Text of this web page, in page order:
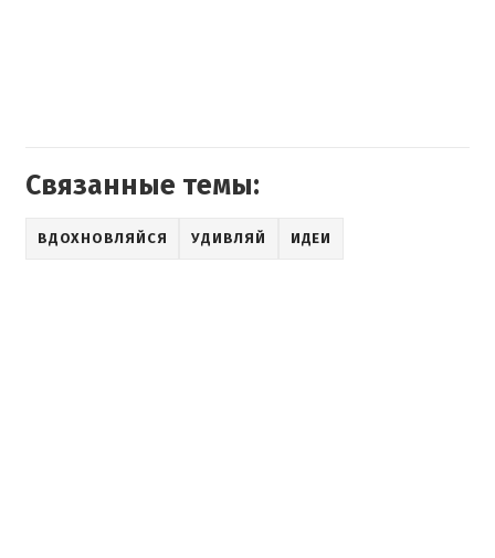
Связанные темы:
ВДОХНОВЛЯЙСЯ УДИВЛЯЙ ИДЕИ